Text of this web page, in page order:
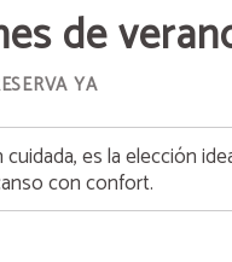
de
YA
es la elección
con confort.